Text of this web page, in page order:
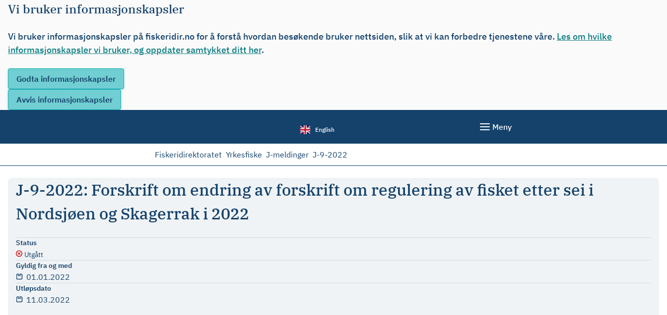
Vi bruker informasjonskapsler
Vi bruker informasjonskapsler på fiskeridir.no for å forstå hvordan besøkende bruker nettsiden, slik at vi kan forbedre tjenestene våre. Les om hvilke
informasjonskapsler vi bruker, og oppdater samtykket ditt her.
English Meny
Fiskeridirektoratet Yrkesfiske J-meldinger J-9-2022
J-9-2022: Forskrift om endring av forskrift om regulering av fisket etter sei i
Nordsjøen og Skagerrak i 2022
Status
Utgått
Gyldig fra og med
01.01.2022
Utløpsdato
11.03.2022